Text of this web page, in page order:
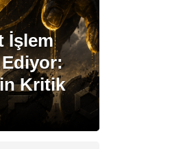
Instagram
Youtube
TikTok
İşlem
Kritik